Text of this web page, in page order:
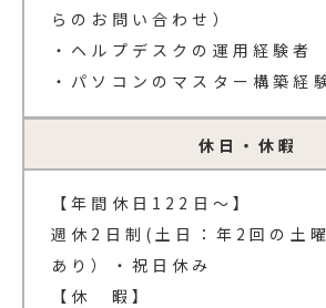
らのお問い合わせ）
・ヘルプデスクの運用経験者
・パソコンのマスター構築経
休日・休暇
【年間休日122日～】
週休2日制(土日：年2回の土
あり）・祝日休み
【休 暇】